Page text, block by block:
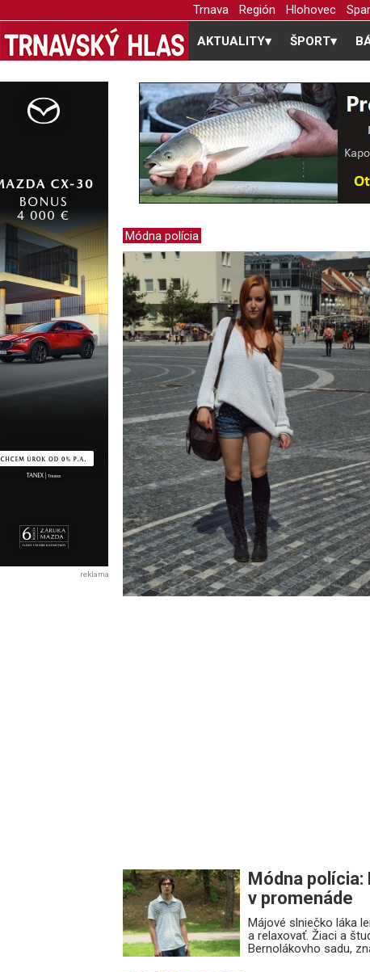
Trnava Región Hlohovec
AKTUALITY▾ ŠPORT▾
Módna polícia
Módna polícia:
v promenáde
Májové slniečko láka
a relaxovať. Žiaci a
Bernolákovho sadu,
reklama